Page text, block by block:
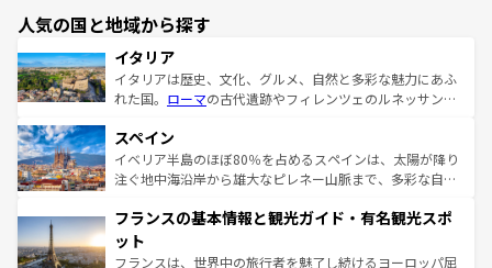
人気の国と地域から探す
イタリア
イタリアは歴史、文化、グルメ、自然と多彩な魅力にあふ
れた国。 ローマの古代遺跡やフィレンツェのルネッサンス
ろん、トスカーナの美しい田園風景やアマルフィ海岸の絶
景など、自然景観も見逃せない。観光の合間には、本場の
ピザやパスタなど、絶品のイタリア料理を堪能することも
ませてくれるイタリアで、忘れられない旅をしてみよう！
なお、新着のイタリア情報は
しい。
スペイン
イベリア半島のほぼ80％を占めるスペインは、太陽が降り
注ぐ地中海沿岸から雄大なピレネー山脈まで、多彩な自然
文化が根付くこの国では、情熱的なフラメンコ、熱気あふ
れる闘牛、そして美味しいタパスが生活の一部となってい
る。首都マドリードの洗練された雰囲気や、バルセロナの
フランスの基本情報と観光ガイド・有名観光スポ
ット
フランスは、世界中の旅行者を魅了し続けるヨーロッパ屈